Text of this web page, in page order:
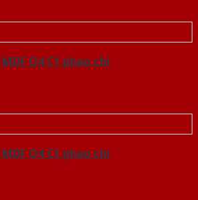
O4 C1 phao chi
O4 C1 phao chi